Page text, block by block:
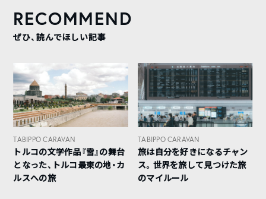
RECOMMEND
ぜひ、読んでほしい記事
TABIPPO CARAVAN
トルコの文学作品『雪』の舞台
となった、トルコ最東の地・カ
ルスへの旅
TABIPPO CARAVAN
旅は自分を好きになるチャン
ス。世界を旅して見つけた旅
のマイルール